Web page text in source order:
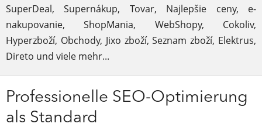
SuperDeal, Supernákup, Tovar, Najlepšie ceny, e-
nakupovanie, ShopMania, WebShopy, Cokoliv,
Hyperzboží, Obchody, Jixo zboží, Seznam zboží, Elektrus,
Direto und viele mehr...
Professionelle SEO-Optimierung
als Standard